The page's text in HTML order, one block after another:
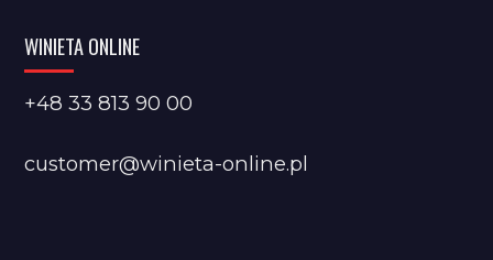
WINIETA ONLINE
+48 33 813 90 00
customer@winieta-online.pl